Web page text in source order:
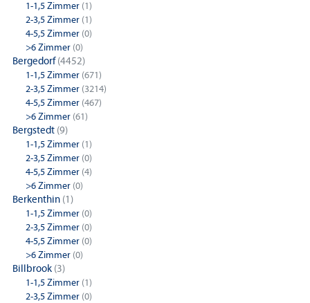
1-1,5 Zimmer (1)
2-3,5 Zimmer (1)
4-5,5 Zimmer (0)
>6 Zimmer (0)
Bergedorf(4452)
1-1,5 Zimmer (671)
2-3,5 Zimmer (3214)
4-5,5 Zimmer (467)
>6 Zimmer (61)
Bergstedt (9)
1-1,5 Zimmer (1)
2-3,5 Zimmer (0)
4-5,5 Zimmer (4)
>6 Zimmer (0)
Berkenthin (1)
1-1,5 Zimmer (0)
2-3,5 Zimmer (0)
4-5,5 Zimmer (0)
>6 Zimmer (0)
Billbrook (3)
1-1,5 Zimmer (1)
2-3,5 Zimmer (0)